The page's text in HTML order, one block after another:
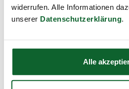
widerrufen. Alle Informationen
unserer Datenschutzerklärung.
Alle
Aventurin Hair
Artikel-Nr.:15710 ,EAN:9005535009604